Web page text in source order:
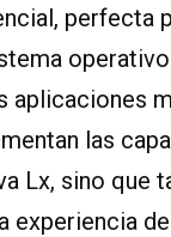
perfecta
aplicaciones
las
Lx, sino que
experiencia